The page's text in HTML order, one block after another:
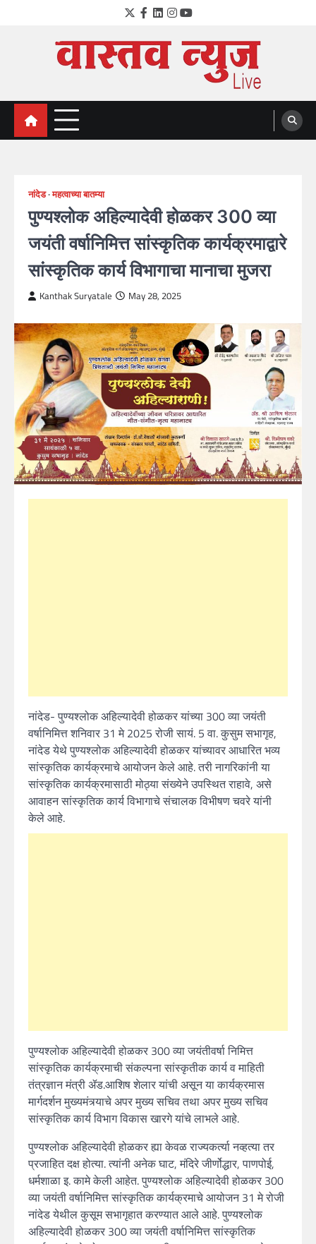
Twitter
Facebook
LinkedIn
Instagram
YouTube
VastavNEWSLive.com
a leading NEWS portal of Maharahstra
नांदेड महत्वाच्या बातम्या
पुण्यश्लोक अहिल्यादेवी होळकर 300 व्या
जयंती वर्षानिमित्त सांस्कृतिक कार्यक्रमाद्वारे
सांस्कृतिक कार्य विभागाचा मानाचा मुजरा
Kanthak Suryatale May 28, 2025
नांदेड- पुण्यश्लोक अहिल्यादेवी होळकर यांच्या 300 व्या जयंती
वर्षानिमित्त शनिवार 31 मे 2025 रोजी सायं. 5 वा. कुसुम सभागृह,
नांदेड येथे पुण्यश्लोक अहिल्यादेवी होळकर यांच्यावर आधारित भव्य
सांस्कृतिक कार्यक्रमाचे आयोजन केले आहे. तरी नागरिकांनी या
सांस्कृतिक कार्यक्रमासाठी मोठ्या संख्येने उपस्थित राहावे, असे
आवाहन सांस्कृतिक कार्य विभागाचे संचालक विभीषण चवरे यांनी
केले आहे.
पुण्यश्लोक अहिल्यादेवी होळकर 300 व्या जयंतीवर्षा निमित्त
सांस्कृतिक कार्यक्रमाची संकल्पना सांस्कृतीक कार्य व माहिती
तंत्रज्ञान मंत्री ॲड.आशिष शेलार यांची असून या कार्यक्रमास
मार्गदर्शन मुख्यमंत्र्याचे अपर मुख्य सचिव तथा अपर मुख्य सचिव
सांस्कृतिक कार्य विभाग विकास खारगे यांचे लाभले आहे.
पुण्यश्लोक अहिल्यादेवी होळकर ह्या केवळ राज्यकर्त्या नव्हत्या तर
प्रजाहित दक्ष होत्या. त्यांनी अनेक घाट, मंदिरे जीर्णोद्धार, पाणपोई,
धर्मशाळा इ. कामे केली आहेत. पुण्यश्लोक अहिल्यादेवी होळकर 300
व्या जयंती वर्षानिमित्त सांस्कृतिक कार्यक्रमाचे आयोजन 31 मे रोजी
नांदेड येथील कुसूम सभागृहात करण्यात आले आहे. पुण्यश्लोक
अहिल्यादेवी होळकर 300 व्या जयंती वर्षानिमित्त सांस्कृतिक